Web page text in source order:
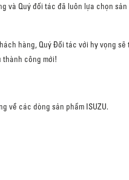
và Quý đối tác đã luôn lựa chọn
hàng, Quý Đối tác với hy vọng
thành công mới!
về các dòng sản phẩm ISUZU.